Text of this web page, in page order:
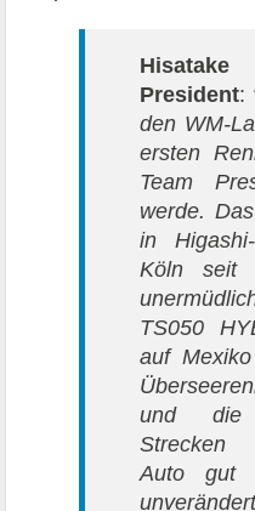
President:
den WM-
ersten
Team
werde.
in
Köln seit
TS050
auf
und die
Strecken
Auto gut